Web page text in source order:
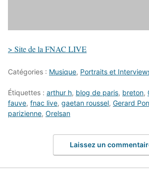
> Site de la FNAC LIVE
Catégories : Musique, Portraits et
Étiquettes : arthur h, blog de paris, breton,
fauve, fnac live, gaetan roussel, Gerard
parizienne, Orelsan
Laissez un